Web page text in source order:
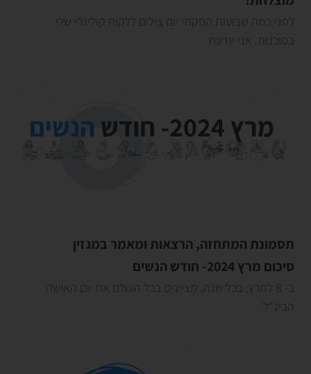
לפני כמה שבועות הפקתי יום צילום ללקוח קולינרי שלי
בסוכנות. אני יודעת
תסמונת המתחזה, הרצאות ומאמר במגזין
סיכום מרץ 2024- חודש הנשים
ב- 8 למרץ, בכל שנה, מציינים בכל העולם את יום האישה
הבינ"ל.